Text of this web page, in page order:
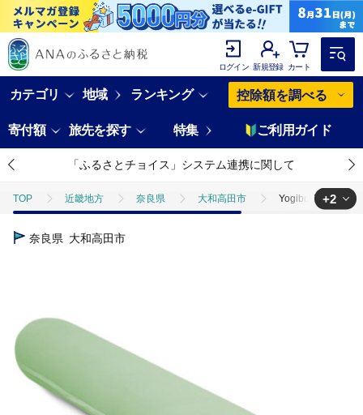
ログイン 新規登録 カート
カテゴリ 地域 ランキング 控除額を調べる
寄付額 旅先を探す 特集 ご利用ガイド
「ふるさとチョイス」システム連携に関して
TOP 近畿地方 奈良県 大和高田市 Yogibo Roll Max
TOP
+2
奈良県 大和高田市